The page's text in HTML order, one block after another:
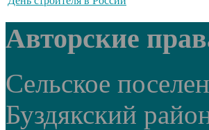
Авторские
Сельское
Буздякский